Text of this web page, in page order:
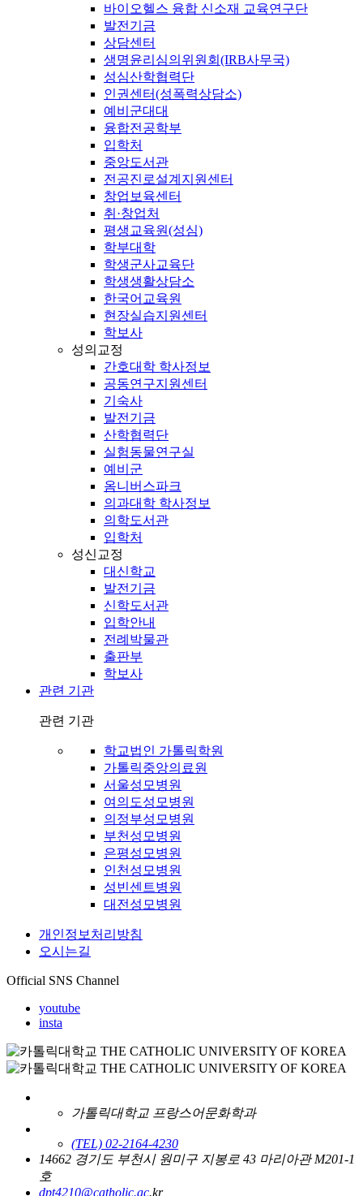
바이오헬스 융합 신소재 교육연구단
발전기금
상담센터
생명윤리심의위원회(IRB사무국)
성심산학협력단
인권센터(성폭력상담소)
예비군대대
융합전공학부
입학처
중앙도서관
전공진로설계지원센터
창업보육센터
취·창업처
평생교육원(성심)
학부대학
학생군사교육단
학생생활상담소
한국어교육원
현장실습지원센터
학보사
성의교정
간호대학 학사정보
공동연구지원센터
기숙사
발전기금
산학협력단
실험동물연구실
예비군
옴니버스파크
의과대학 학사정보
의학도서관
입학처
성신교정
대신학교
발전기금
신학도서관
입학안내
전례박물관
출판부
학보사
관련 기관
관련 기관
학교법인 가톨릭학원
가톨릭중앙의료원
서울성모병원
여의도성모병원
의정부성모병원
부천성모병원
은평성모병원
인천성모병원
성빈센트병원
대전성모병원
개인정보처리방침
오시는길
Official SNS Channel
youtube
insta
가톨릭대학교 프랑스어문화학과
(TEL) 02-2164-4230
14662 경기도 부천시 원미구 지봉로 43 마리아관 M201-1
호
dpt4210@catholic.ac.kr